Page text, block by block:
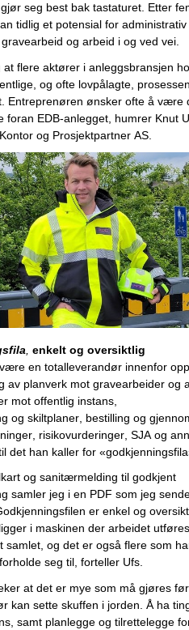
seg best bak tastaturet Etter
tidlig et potensial for
og arbeid i og ved vei
at flere aktører i anleggsbransjen
og ofte lovpålagte prosesse
Entreprenøren ønsker ofte å være
foran EDB-anlegget, humrer Knut
Kontor og Prosjektpartner AS.
enkelt og oversiktlig
en totalleverandør innenfor
av planverk mot gravearbeider og
mot offentlig instans
og skiltplaner, bestilling og
risikovurderinger SJA og
det han kaller for «godkjenningsfil
og sanitærmelding til godkjent
samler jeg i en PDF som jeg
er enkel og
i maskinen der arbeidet
samlet, og det er også flere som
seg til, forteller Ufs.
at det er mye som må gjøres før
kan sette skuffen i jorden Å ha
samt planlegge og tilrettelegge